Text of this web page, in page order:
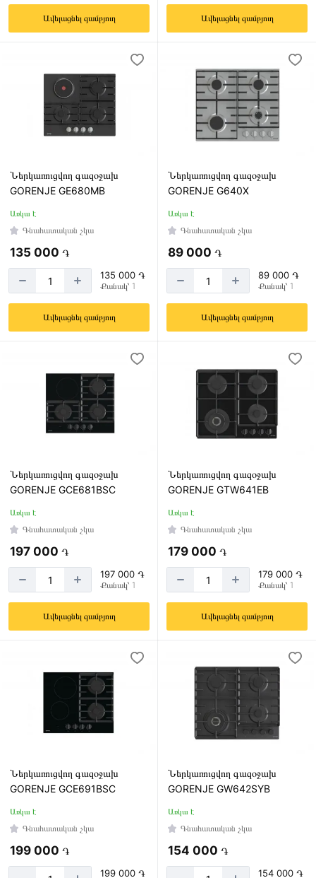
Ավելացնել զամբյուղ Ավելացնել զամբյուղ
Ներկառուցվող գազօջախ
GORENJE GE680MB
Առկա է
Գնահատական չկա
135 000 ֏
135 000 ֏
Քանակ՝ 1
Ավելացնել զամբյուղ
Ներկառուցվող գազօջախ
GORENJE G640X
Առկա է
Գնահատական չկա
89 000 ֏
89 000 ֏
Քանակ՝ 1
Ավելացնել զամբյուղ
Ներկառուցվող գազօջախ
GORENJE GCE681BSC
Առկա է
Գնահատական չկա
197 000 ֏
197 000 ֏
Քանակ՝ 1
Ավելացնել զամբյուղ
Ներկառուցվող գազօջախ
GORENJE GTW641EB
Առկա է
Գնահատական չկա
179 000 ֏
179 000 ֏
Քանակ՝ 1
Ավելացնել զամբյուղ
Ներկառուցվող գազօջախ
GORENJE GCE691BSC
Առկա է
Գնահատական չկա
199 000 ֏
199 000 ֏
Ներկառուցվող գազօջախ
GORENJE GW642SYB
Առկա է
Գնահատական չկա
154 000 ֏
154 000 ֏